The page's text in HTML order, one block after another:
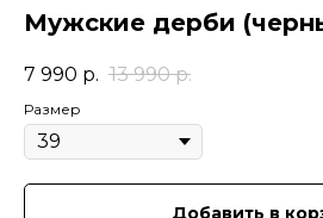
Мужские дерби
7 990 р. 13 990 р.
Размер
Добавить в